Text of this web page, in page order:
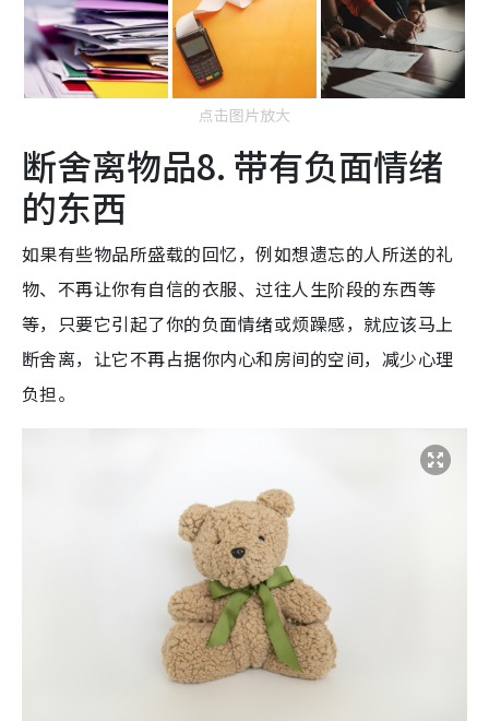
点击图片放大
断舍离物品8. 带有负面情绪
的东西
如果有些物品所盛载的回忆，例如想遗忘的人所送的礼
物、不再让你有自信的衣服、过往人生阶段的东西等
等，只要它引起了你的负面情绪或烦躁感，就应该马上
断舍离，让它不再占据你内心和房间的空间，减少心理
负担。